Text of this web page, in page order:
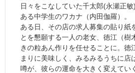
日々をこなしていた千太郎(永瀬正
ある中学生のワカナ（内田伽羅）。
ある日、その店の求人募集の貼り紙
とを懇願する一人の老女、徳江（樹
きの粒あん作りを任せることに。徳
まりに美味しく、みるみるうちに店
噂が、彼らの運命を大きく変えてい